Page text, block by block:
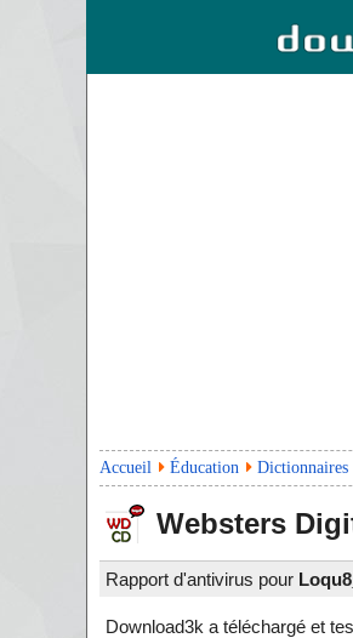
Accueil Éducation Dictionnaires
Websters
Rapport d'antivirus pour
Download3k a téléchargé et